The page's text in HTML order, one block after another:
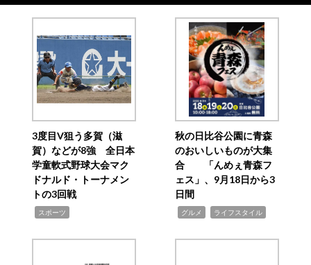
3度目V狙う多賀（滋
賀）などが8強 全日本
学童軟式野球大会マク
ドナルド・トーナメン
トの3回戦
スポーツ
秋の日比谷公園に青森
のおいしいものが大集
合 「んめぇ青森フ
ェス」、9月18日から3
日間
グルメ ライフスタイル